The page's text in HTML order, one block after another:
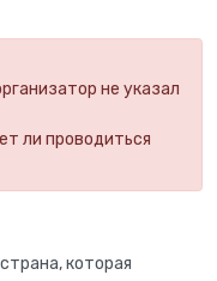
не указал
ли проводиться
которая